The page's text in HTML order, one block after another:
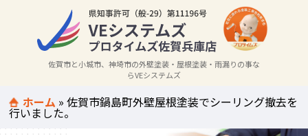
佐賀市と小城市、神埼市の外壁塗装・屋根塗装・雨漏りの事な
らVEシステムズ
ホーム »佐賀市鍋島町外壁屋根塗装でシーリング撤去を
行いました。